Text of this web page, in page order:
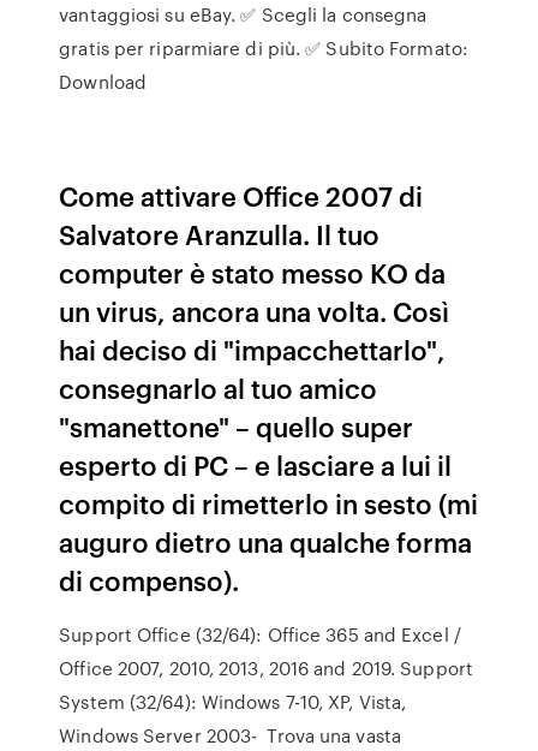
vantaggiosi su eBay. ✅ Scegli la consegna
gratis per riparmiare di più. ✅ Subito Formato:
Download
Come attivare Office 2007 di
Salvatore Aranzulla. Il tuo
computer è stato messo KO da
un virus, ancora una volta. Così
hai deciso di "impacchettarlo",
consegnarlo al tuo amico
"smanettone" – quello super
esperto di PC – e lasciare a lui il
compito di rimetterlo in sesto (mi
auguro dietro una qualche forma
di compenso).
Support Office (32/64): Office 365 and Excel /
Office 2007, 2010, 2013, 2016 and 2019. Support
System (32/64): Windows 7-10, XP, Vista,
Windows Server 2003- Trova una vasta